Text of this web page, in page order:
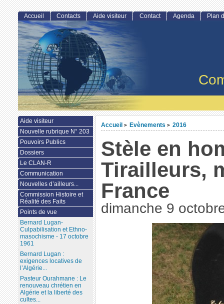
Accueil > Evènements > 2016
Stèle en
Tirailleurs,
France
dimanche 9
Accueil Contacts Aide visiteur Contact Agenda Plan
Aide visiteur
Nouvelle rubrique N° 203
Pouvoirs Publics
Dossiers
Le CLAN-R
Communication
Nouvelles d’ailleurs...
Commission Histoire et
Réalité des Faits
Points de vue
Bernard Lugan-
Culpabilisation et Ethno-
masochisme - 17 octobre
1961
Bernard Lugan :
exigences locatives de
l’Algérie...
Pasteur Ourahmane : Le
renouveau chrétien en
Algérie et la liberté des
cultes...